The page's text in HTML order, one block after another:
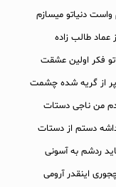
دنیاتو میسازم
عماد طالب زاده
تو فکر اولین عشقت
از گریه شده چشمت
من ناجی دستات
دستم از دستات
ردشم به آسونی
اینقدر آرومی